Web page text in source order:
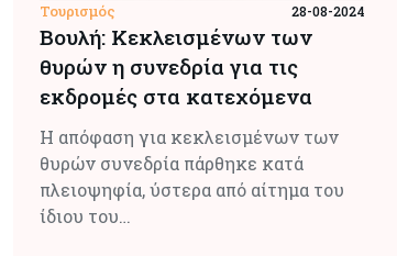
Τουρισμός 28-08-2024
Βουλή: Κεκλεισμένων των
θυρών η συνεδρία για τις
εκδρομές στα κατεχόμενα
Η απόφαση για κεκλεισμένων των
θυρών συνεδρία πάρθηκε κατά
πλειοψηφία, ύστερα από αίτημα του
ίδιου του…